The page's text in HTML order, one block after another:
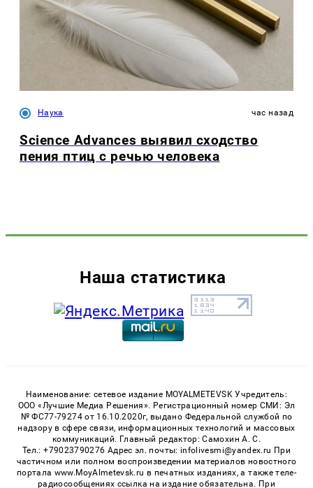
Наука час назад
Science Advances выявил сходство
пения птиц с речью человека
Наша статистика
Наименование: сетевое издание MOYALMETEVSK Учредитель:
ООО «Лучшие Медиа Решения». Регистрационный номер СМИ: Эл
№ ФС77-79274 от 16.10.2020г, выдано Федеральной службой по
надзору в сфере связи, информационных технологий и массовых
коммуникаций. Главный редактор: Самохин А. С.
Тел.: +79023790276 Адрес эл. почты: infolivesmi@yandex.ru При
частичном или полном воспроизведении материалов новостного
портала www.MoyAlmetevsk.ru в печатных изданиях, а также теле-
радиосообщениях ссылка на издание обязательна. При